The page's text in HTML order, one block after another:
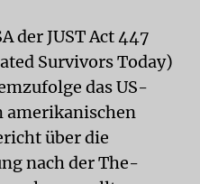
der JUST Act 447
Survivors Today)
das US-
amerikanischen
über die
nach der The­